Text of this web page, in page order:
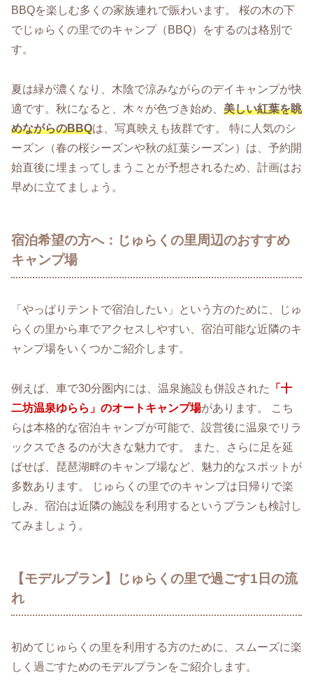
BBQを楽しむ多くの家族連れで賑わいます。 桜の木の下
でじゅらくの里でのキャンプ（BBQ）をするのは格別で
す。
夏は緑が濃くなり、木陰で涼みながらのデイキャンプが快
適です。秋になると、木々が色づき始め、 美しい紅葉を眺
めながらのBBQは、写真映えも抜群です。 特に人気のシ
ーズン（春の桜シーズンや秋の紅葉シーズン）は、予約開
始直後に埋まってしまうことが予想されるため、計画はお
早めに立てましょう。
宿泊希望の方へ：じゅらくの里周辺のおすすめ
キャンプ場
「やっぱりテントで宿泊したい」という方のために、じゅ
らくの里から車でアクセスしやすい、宿泊可能な近隣のキ
ャンプ場をいくつかご紹介します。
例えば、車で30分圏内には、温泉施設も併設された
「十
二坊温泉ゆらら」のオートキャンプ場があります。 こち
らは本格的な宿泊キャンプが可能で、設営後に温泉でリラ
ックスできるのが大きな魅力です。 また、さらに足を延
ばせば、琵琶湖畔のキャンプ場など、魅力的なスポットが
多数あります。 じゅらくの里でのキャンプは日帰りで楽
しみ、宿泊は近隣の施設を利用するというプランも検討し
てみましょう。
【モデルプラン】じゅらくの里で過ごす1日の流
れ
初めてじゅらくの里を利用する方のために、スムーズに楽
しく過ごすためのモデルプランをご紹介します。